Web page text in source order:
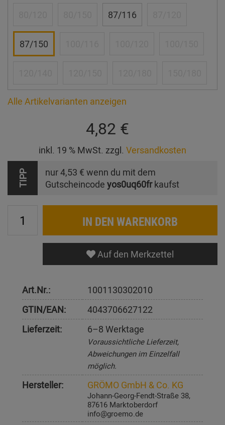
87/116
87/150
Alle Artikelvarianten anzeigen
4,82 €
inkl. 19 % MwSt. zzgl. Versandkosten
TIPP nur4,53 € wenn du mit dem
Gutscheincode yos0uq60frkaufst
IN DEN WARENKORB
Auf den Merkzettel
Art.Nr.:
1001130302010
GTIN/EAN:
4043706627122
Lieferzeit:
6–8 Werktage
Voraussichtliche Lieferzeit,
Abweichungen im Einzelfall
möglich.
Hersteller: GRÖMO GmbH & Co. KG
Johann-Georg-Fendt-Straße 38,
87616 Marktoberdorf
info@groemo.de